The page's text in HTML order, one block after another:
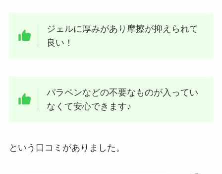
ジェルに厚みがあり摩擦が抑えられて
良い！
パラペンなどの不要なものが入ってい
なくて安心できます♪
という口コミがありました。